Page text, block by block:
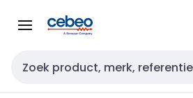
naar
naar
Zoekveld invoer